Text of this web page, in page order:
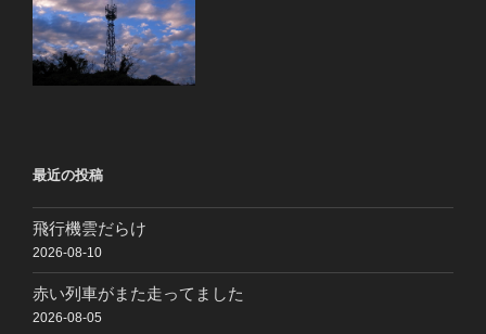
最近の投稿
飛行機雲だらけ
2026-08-10
赤い列車がまた走ってました
2026-08-05